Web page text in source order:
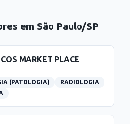
em São Paulo/SP
MARKET PLACE
(PATOLOGIA)
RADIOLOGIA